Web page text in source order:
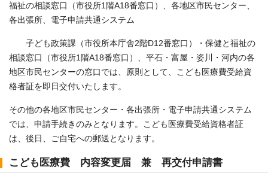
福祉の相談窓口（市役所1階A18番窓口）、各地区市民センター、
各出張所、電子申請共通システム
子ども政策課（市役所本庁舎2階D12番窓口）・保健と福祉の
相談窓口（市役所1階A18番窓口）、平石・富屋・姿川・河内の各
地区市民センターの窓口では、原則として、こども医療費受給資
格者証を即日交付いたします。
その他の各地区市民センター・各出張所・電子申請共通システム
では、申請手続きのみとなります。こども医療費受給資格者証
は、後日、ご自宅への郵送となります。
こども医療費 内容変更届 兼 再交付申請書